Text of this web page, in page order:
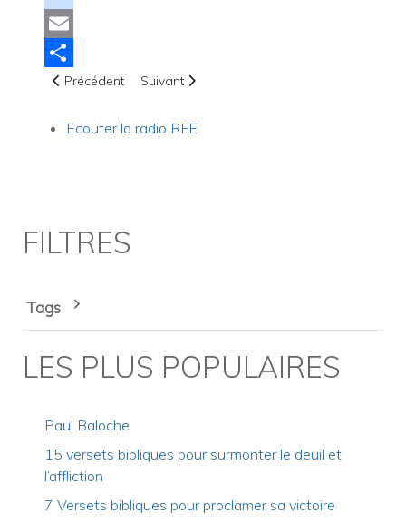
instagram
Email
Share
Article précédent : Comment vivre dans la grace ?
Précédent Article suivant : Comment rebondir après
Suivant
Ecouter la radio RFE
FILTRES
Tags
LES PLUS POPULAIRES
Paul Baloche
15 versets bibliques pour surmonter le deuil et
l’affliction
7 Versets bibliques pour proclamer sa victoire